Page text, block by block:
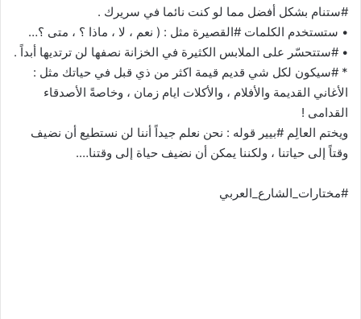
#ستنام بشكل أفضل مما لو كنت نائما في سريرك .
• ستستخدم الكلمات #القصيرة مثل : ( نعم ، لا ، ماذا ؟ ، متى ؟…
• #ستتحسّر على الملابس الكثيرة في الخزانة نصفها لن ترتديها أبداً .
* #سيكون لكل شي قديم قيمة اكثر من ذي قبل في حياتك مثل :
الأغاني القديمة والأفلام ، والأكلات ايام زمان ، وخاصةً الأصدقاء
القدامى !
ويختم العالِم #بيير قوله : نحن نعلم جيداً أننا لن نستطيع أن نضيف
وقتاً إلى حياتنا ، ولكننا يمكن أن نضيف حياة إلى وقتنا….
#مختارات_الشارع_العربي